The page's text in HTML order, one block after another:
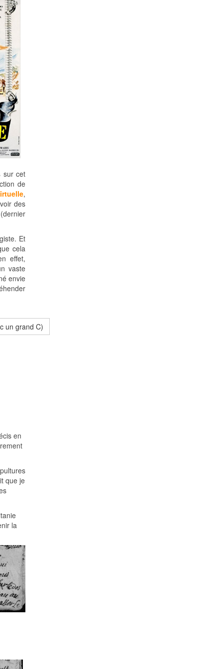
sur cet
de
,
des
Et
cela
effet,
vaste
envie
un grand C)
en
que je
la